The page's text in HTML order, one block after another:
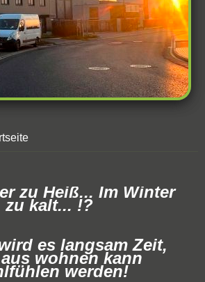
zu Heiß... Im Winter
zu kalt... !?
es langsam Zeit,
wohnen kann
werden!